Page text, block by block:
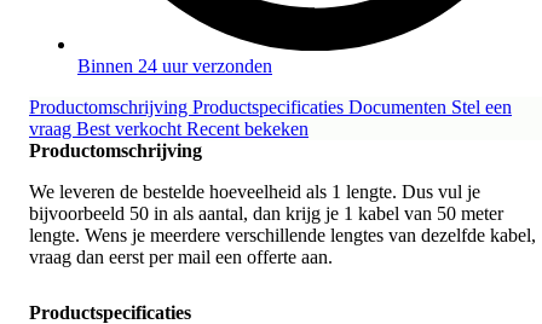
Binnen 24 uur verzonden
Productomschrijving Productspecificaties Documenten Stel een
vraag Best verkocht Recent bekeken
Productomschrijving
We leveren de bestelde hoeveelheid als 1 lengte. Dus vul je
bijvoorbeeld 50 in als aantal, dan krijg je 1 kabel van 50 meter
lengte. Wens je meerdere verschillende lengtes van dezelfde kabel,
vraag dan eerst per mail een offerte aan.
Productspecificaties